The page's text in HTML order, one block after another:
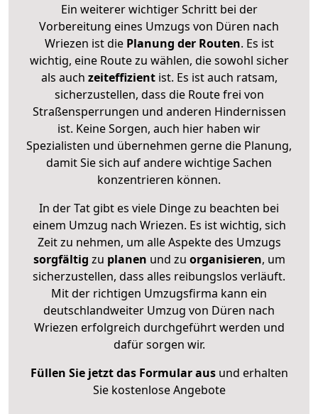
Ein weiterer wichtiger Schritt bei der
Vorbereitung eines Umzugs von Düren nach
Wriezen ist diePlanung der Routen. Es ist
wichtig, eine Route zu wählen, die sowohl sicher
als auch zeiteffizientist. Es ist auch ratsam,
sicherzustellen, dass die Route frei von
Straßensperrungen und anderen Hindernissen
ist. Keine Sorgen, auch hier haben wir
Spezialisten und übernehmen gerne die Planung,
damit Sie sich auf andere wichtige Sachen
konzentrieren können.
In der Tat gibt es viele Dinge zu beachten bei
einem Umzug nach Wriezen. Es ist wichtig, sich
Zeit zu nehmen, um alle Aspekte des Umzugs
sorgfältig zu planen und zu organisieren, um
sicherzustellen, dass alles reibungslos verläuft.
Mit der richtigen Umzugsfirma kann ein
deutschlandweiter Umzug von Düren nach
Wriezen erfolgreich durchgeführt werden und
dafür sorgen wir.
Füllen Sie jetzt das Formular ausund erhalten
Sie kostenlose Angebote